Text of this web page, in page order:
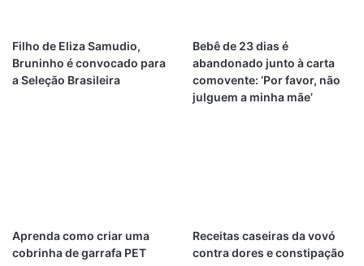
Filho de Eliza Samudio,
Bruninho é convocado para
a Seleção Brasileira
Bebê de 23 dias é
abandonado junto à carta
comovente: ‘Por favor, não
julguem a minha mãe’
Aprenda como criar uma
cobrinha de garrafa PET
Receitas caseiras da vovó
contra dores e constipação